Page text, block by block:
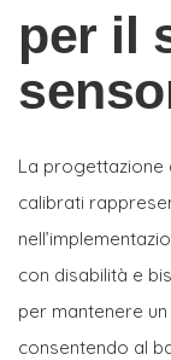
per il
La progettazione
calibrati
con disabilità e
per mantenere
consentendo al